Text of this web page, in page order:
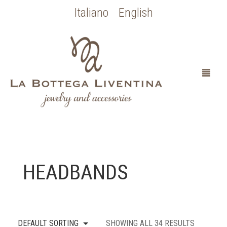
Italiano English
ABOUT
COLLEZIONE BOTTICELLI
OCCASIONI SPECIALI
HEADBANDS
DEFAULT SORTING SHOWING ALL 34 RESULTS